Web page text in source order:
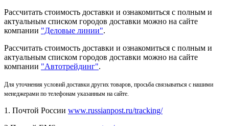
Рассчитать стоимость доставки и ознакомиться с полным и
актуальным списком городов доставки можно на сайте
компании "Деловые линии".
Рассчитать стоимость доставки и ознакомиться с полным и
актуальным списком городов доставки можно на сайте
компании "Автотрейдинг".
Для уточнения условий доставки других товаров, просьба связываться с нашими
менеджерами по телефонам указанным на сайте.
1. Почтой России www.russianpost.ru/tracking/